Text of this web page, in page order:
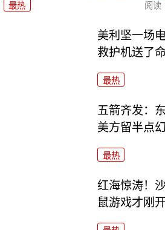
最热 阅读
美利坚一场
救护机送了命
最热
五箭齐发：
美方留半点
最热
红海惊涛！
鼠游戏才刚